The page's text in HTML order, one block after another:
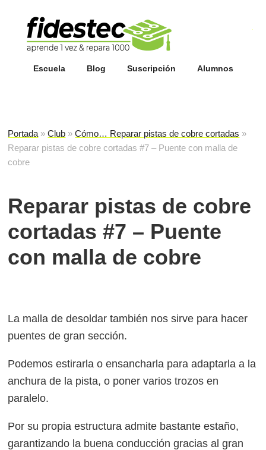
Escuela Blog Suscripción Alumnos
Portada »Club »Cómo… Reparar pistas de cobre cortadas »
Reparar pistas de cobre cortadas #7 – Puente con malla de
cobre
Reparar pistas de cobre
cortadas #7 – Puente
con malla de cobre
La malla de desoldar también nos sirve para hacer
puentes de gran sección.
Podemos estirarla o ensancharla para adaptarla a la
anchura de la pista, o poner varios trozos en
paralelo.
Por su propia estructura admite bastante estaño,
garantizando la buena conducción gracias al gran